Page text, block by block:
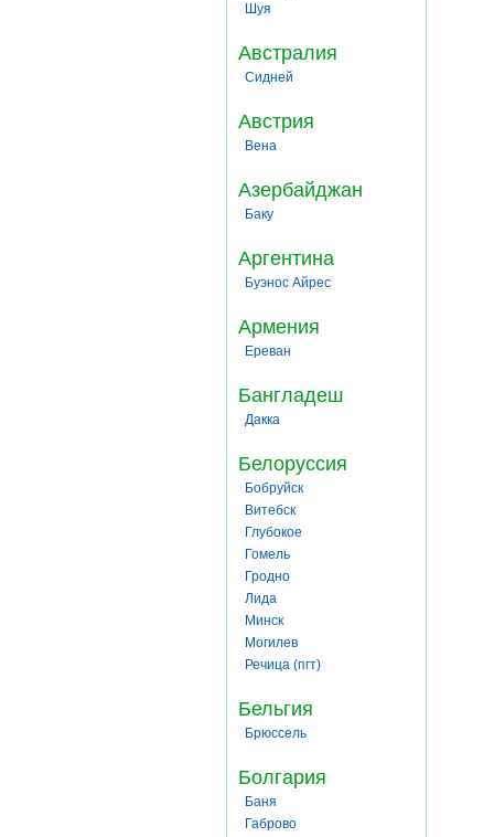
Шуя
Австралия
Сидней
Австрия
Вена
Азербайджан
Баку
Аргентина
Буэнос Айрес
Армения
Ереван
Бангладеш
Дакка
Белоруссия
Бобруйск
Витебск
Глубокое
Гомель
Гродно
Лида
Минск
Могилев
Речица (пгт)
Бельгия
Брюссель
Болгария
Баня
Габрово